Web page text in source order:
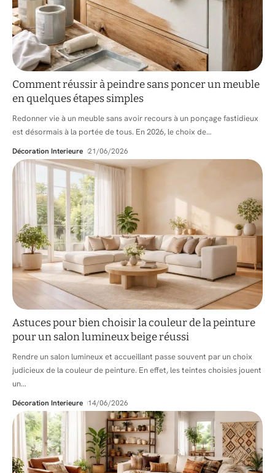
Comment réussir à peindre sans poncer un meuble
en quelques étapes simples
Redonner vie à un meuble sans avoir recours à un ponçage fastidieux
est désormais à la portée de tous. En 2026, le choix de…
Décoration Interieure 21/06/2026
Astuces pour bien choisir la couleur de la peinture
pour un salon lumineux beige réussi
Rendre un salon lumineux et accueillant passe souvent par un choix
judicieux de la couleur de peinture. En effet, les teintes choisies jouent
un…
Décoration Interieure 14/06/2026